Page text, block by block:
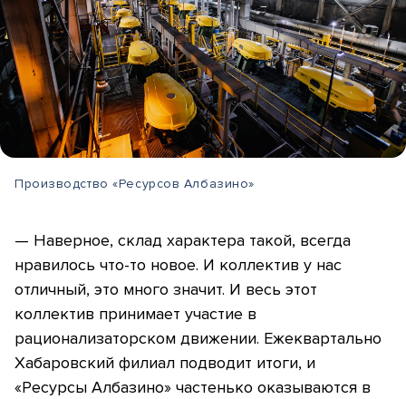
Производство «Ресурсов Албазино»
— Наверное, склад характера такой, всегда
нравилось что-то новое. И коллектив у нас
отличный, это много значит. И весь этот
коллектив принимает участие в
рационализаторском движении. Ежеквартально
Хабаровский филиал подводит итоги, и
«Ресурсы Албазино» частенько оказываются в